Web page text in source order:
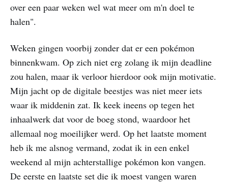
over een paar weken wel wat meer om m'n doel te
halen".
Weken gingen voorbij zonder dat er een pokémon
binnenkwam. Op zich niet erg zolang ik mijn deadline
zou halen, maar ik verloor hierdoor ook mijn motivatie.
Mijn jacht op de digitale beestjes was niet meer iets
waar ik middenin zat. Ik keek ineens op tegen het
inhaalwerk dat voor de boeg stond, waardoor het
allemaal nog moeilijker werd. Op het laatste moment
heb ik me alsnog vermand, zodat ik in een enkel
weekend al mijn achterstallige pokémon kon vangen.
De eerste en laatste set die ik moest vangen waren